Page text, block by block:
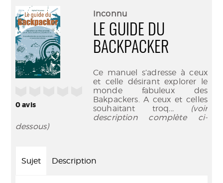
0avis
Inconnu
LE GUIDE DU
BACKPACKER
Ce manuel s’adresse à ceux
et celle désirant explorer le
monde fabuleux des
Bakpackers. A ceux et celles
souhaitant troq... (voir
description complète ci-
dessous)
Sujet Description